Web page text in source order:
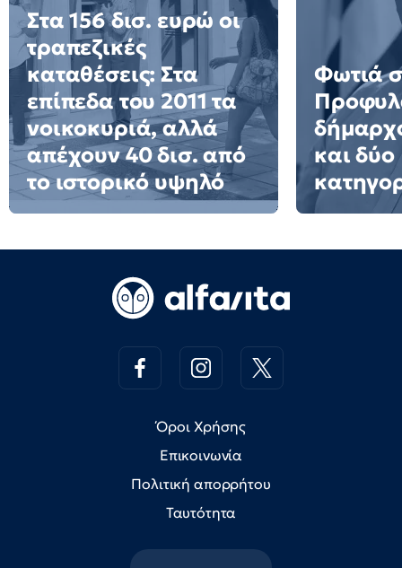
Στα 156 δισ. ευρώ οι
τραπεζικές
καταθέσεις: Στα
επίπεδα του 2011 τα
νοικοκυριά, αλλά
απέχουν 40 δισ. από
το ιστορικό υψηλό
Φωτιά
και δύο
Όροι Χρήσης
Επικοινωνία
Πολιτική απορρήτου
Ταυτότητα